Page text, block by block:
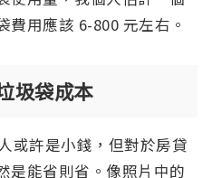
費用應該 6-800 元左右。
圾袋成本
或許是小錢，但對於房貸
是能省則省。像照片中的